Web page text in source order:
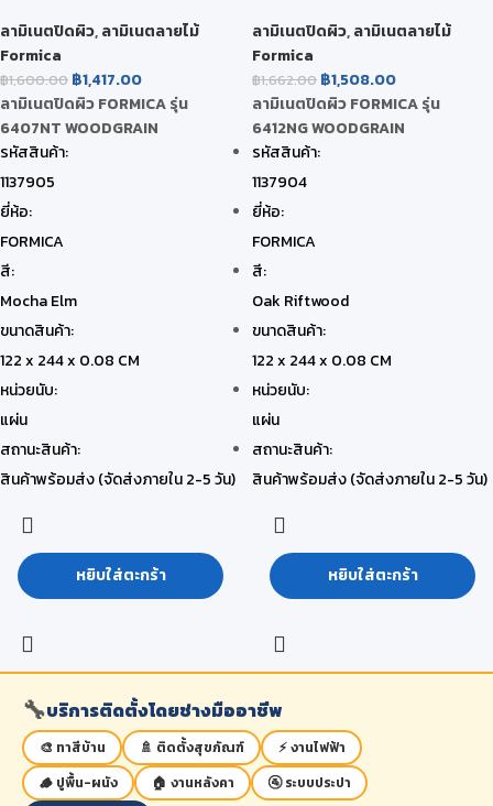
ลามิเนตปิดผิว,ลามิเนตลายไม้
Formica
฿1,600.00 ฿1,417.00
ลามิเนตปิดผิว FORMICA รุ่น
6407NT WOODGRAIN
รหัสสินค้า:
1137905
ยี่ห้อ:
FORMICA
สี:
Mocha Elm
ขนาดสินค้า:
122 x 244 x 0.08 CM
หน่วยนับ:
แผ่น
สถานะสินค้า:
สินค้าพร้อมส่ง (จัดส่งภายใน 2-5 วัน)
หยิบใส่ตะกร้า
ลามิเนตปิดผิว,ลามิเนตลายไม้
Formica
฿1,662.00 ฿1,508.00
ลามิเนตปิดผิว FORMICA รุ่น
6412NG WOODGRAIN
รหัสสินค้า:
1137904
ยี่ห้อ:
FORMICA
สี:
Oak Riftwood
ขนาดสินค้า:
122 x 244 x 0.08 CM
หน่วยนับ:
แผ่น
สถานะสินค้า:
สินค้าพร้อมส่ง (จัดส่งภายใน 2-5 วัน)
หยิบใส่ตะกร้า
🔧บริการติดตั้งโดยช่างมืออาชีพ
🎨 ทาสีบ้าน 🚿 ติดตั้งสุขภัณฑ์
⚡ งานไฟฟ้า
🪵 ปูพื้น-ผนัง
🏠 งานหลังคา 🚰 ระบบประปา